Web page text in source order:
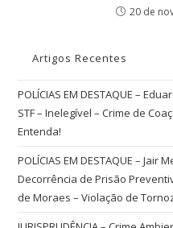
20 de
Artigos Recentes
POLÍCIAS EM DESTAQUE –
STF – Inelegível – Crime de
Entenda!
POLÍCIAS EM DESTAQUE – Jair
Decorrência de Prisão
de Moraes – Violação de